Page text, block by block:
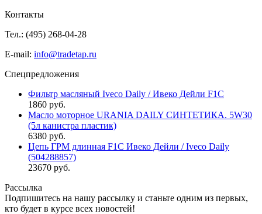
Контакты
Тел.: (495) 268-04-28
E-mail: info@tradetap.ru
Спецпредложения
Фильтр масляный Iveco Daily / Ивеко Дейли F1C
1860 руб.
Масло моторное URANIA DAILY СИНТЕТИКА. 5W30
(5л канистра пластик)
6380 руб.
Цепь ГРМ длинная F1C Ивеко Дейли / Iveco Daily
(504288857)
23670 руб.
Рассылка
Подпишитесь на нашу рассылку и станьте одним из первых,
кто будет в курсе всех новостей!